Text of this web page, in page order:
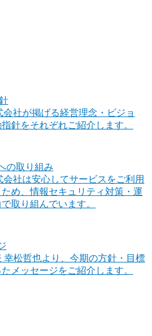
会社が掲げる経営理念・ビジョ
針をそれぞれご紹介します。
の取り組み
会社は安心してサービスをご利用
め、情報セキュリティ対策・運
取り組んでいます。
幸松哲也より、今期の方針・目標
メッセージをご紹介します。